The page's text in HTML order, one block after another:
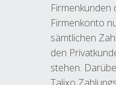
Firmenkunden
Firmenkonto
sämtlichen
den
stehen.